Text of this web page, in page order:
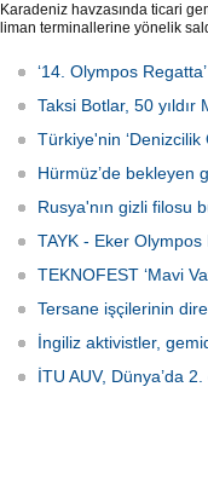
Karadeniz havzasında ticari
liman terminallerine yönelik
sekteye uğrattı. Risk artışıyla
ortalama petrol tankeri
bin doları aşarken, savaş
primleri iki katına çıkarak navlun
fiyatlarında yüzde 50’yi geçen
‘14. Olympos
Taksi Botlar, 50 yıldır
Türkiye'nin ‘Denizcilik
Hürmüz’de bekleyen
Rusya'nın gizli filosu
TAYK - Eker
TEKNOFEST ‘Mavi
Tersane işçilerinin
İngiliz aktivistler,
İTU AUV, Dünya’da